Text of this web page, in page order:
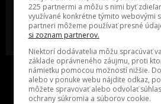
MÁM ZÁUJEM O
SPOLUPRÁCU
225 partnermi a môžu s nimi byť
využívané konkrétne týmito webovými
partneri môžeme používať presné
si zoznam partnerov.
Niektorí dodávatelia môžu spracúvať
základe oprávneného záujmu, proti
námietku pomocou možností nižšie.
alebo v ponuke webu nájdite odkaz,
môžete spravovať alebo odvolať
ochrany súkromia a súborov cookie.